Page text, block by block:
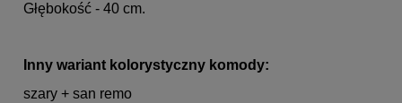
Głębokość - 40 cm.
Inny wariant kolorystyczny komody:
szary + san remo